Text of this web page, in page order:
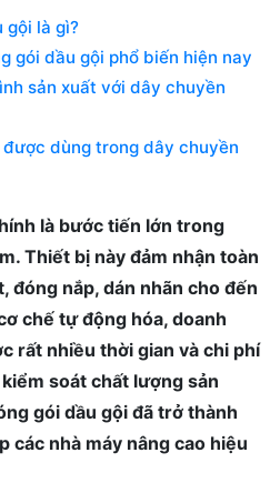
gội là gì?
gói dầu gội phổ biến hiện nay
sản xuất với dây chuyền
dùng trong dây chuyền
là bước tiến lớn trong
Thiết bị này đảm nhận toàn
đóng nắp, dán nhãn cho đến
chế tự động hóa, doanh
rất nhiều thời gian và chi phí
soát chất lượng sản
gói dầu gội đã trở thành
các nhà máy nâng cao hiệu